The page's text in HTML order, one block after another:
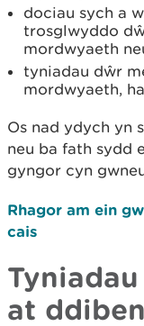
dociau sych a
trosglwyddo
mordwyaeth
tyniadau dŵr
mordwyaeth,
Os nad ydych yn
neu ba fath sydd
gyngor cyn
Rhagor am ein
cais
at